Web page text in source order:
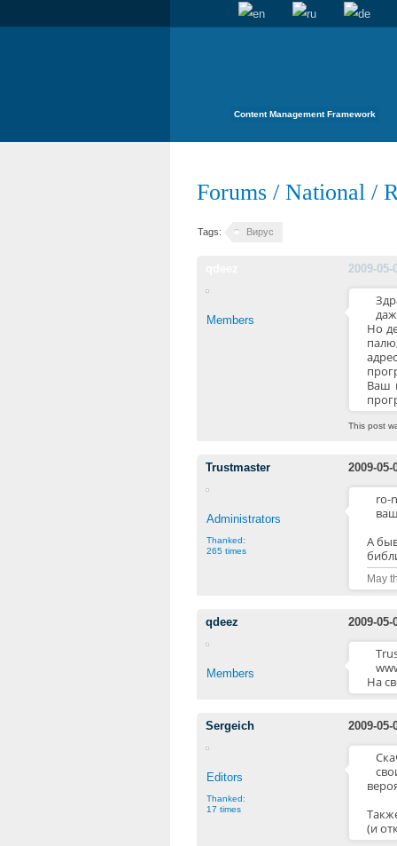
Content Management Framework
Forums / National /
Tags: Вирус
2009-05-
Members
Но
Ваш
This post
Trustmaster 2009-05-
Administrators
Thanked:
265 times
ro-
А
May
qdeez 2009-05-
Members
На
Sergeich 2009-05-
Editors
Thanked:
17 times
(и